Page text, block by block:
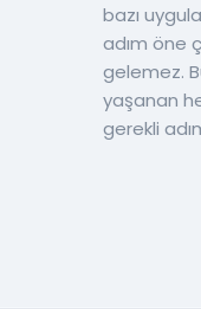
bazı
adım öne
gelemez.
yaşanan
gerekli